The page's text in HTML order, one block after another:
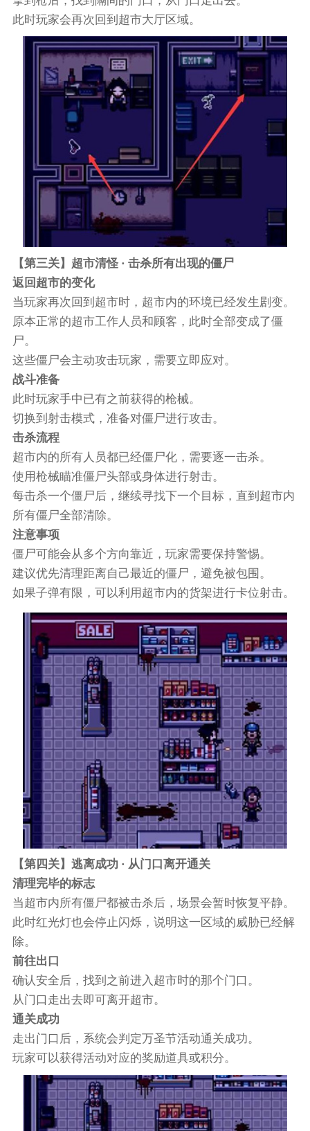
此时玩家会再次回到超市大厅区域。
【第三关】超市清怪 · 击杀所有出现的僵尸
返回超市的变化
当玩家再次回到超市时，超市内的环境已经发生剧变。
原本正常的超市工作人员和顾客，此时全部变成了僵
尸。
这些僵尸会主动攻击玩家，需要立即应对。
战斗准备
此时玩家手中已有之前获得的枪械。
切换到射击模式，准备对僵尸进行攻击。
击杀流程
超市内的所有人员都已经僵尸化，需要逐一击杀。
使用枪械瞄准僵尸头部或身体进行射击。
每击杀一个僵尸后，继续寻找下一个目标，直到超市内
所有僵尸全部清除。
注意事项
僵尸可能会从多个方向靠近，玩家需要保持警惕。
建议优先清理距离自己最近的僵尸，避免被包围。
如果子弹有限，可以利用超市内的货架进行卡位射击。
【第四关】逃离成功 · 从门口离开通关
清理完毕的标志
当超市内所有僵尸都被击杀后，场景会暂时恢复平静。
此时红光灯也会停止闪烁，说明这一区域的威胁已经解
除。
前往出口
确认安全后，找到之前进入超市时的那个门口。
从门口走出去即可离开超市。
通关成功
走出门口后，系统会判定万圣节活动通关成功。
玩家可以获得活动对应的奖励道具或积分。